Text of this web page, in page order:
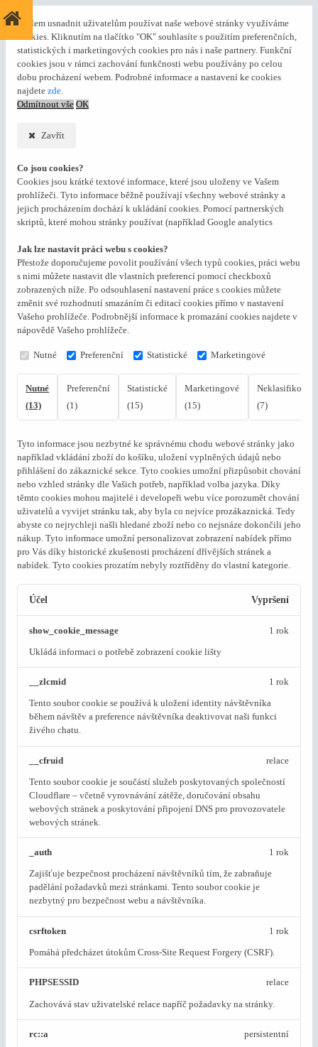
S cílem usnadnit uživatelům používat naše webové stránky využíváme
cookies. Kliknutím na tlačítko "OK" souhlasíte s použitím preferenčních,
statistických i marketingových cookies pro nás i naše partnery. Funkční
cookies jsou v rámci zachování funkčnosti webu používány po celou
dobu procházení webem. Podrobné informace a nastavení ke cookies
najdete zde.
Odmítnout vše OK
Zavřít
Co jsou cookies?
Cookies jsou krátké textové informace, které jsou uloženy ve Vašem
prohlížeči. Tyto informace běžně používají všechny webové stránky a
jejich procházením dochází k ukládání cookies. Pomocí partnerských
skriptů, které mohou stránky používat (například Google analytics
Jak lze nastavit práci webu s cookies?
Přestože doporučujeme povolit používání všech typů cookies, práci webu
s nimi můžete nastavit dle vlastních preferencí pomocí checkboxů
zobrazených níže. Po odsouhlasení nastavení práce s cookies můžete
změnit své rozhodnutí smazáním či editací cookies přímo v nastavení
Vašeho prohlížeče. Podrobnější informace k promazání cookies najdete v
nápovědě Vašeho prohlížeče.
Nutné Preferenční Statistické Marketingové
Nutné
(13)
Preferenční
(1)
Statistické
(15)
Marketingové
(15)
(7)
Tyto informace jsou nezbytné ke správnému chodu webové stránky jako
například vkládání zboží do košíku, uložení vyplněných údajů nebo
přihlášení do zákaznické sekce. Tyto cookies umožní přizpůsobit chování
nebo vzhled stránky dle Vašich potřeb, například volba jazyka. Díky
těmto cookies mohou majitelé i developeři webu více porozumět chování
uživatelů a vyvijet stránku tak, aby byla co nejvíce prozákaznická. Tedy
abyste co nejrychleji našli hledané zboží nebo co nejsnáze dokončili jeho
nákup. Tyto informace umožní personalizovat zobrazení nabídek přímo
pro Vás díky historické zkušenosti procházení dřívějších stránek a
nabídek. Tyto cookies prozatím nebyly roztříděny do vlastní kategorie.
Účel Vypršení
show_cookie_message
Ukládá informaci o potřebě zobrazení cookie lišty
1 rok
__zlcmid
Tento soubor cookie se používá k uložení identity návštěvníka
během návštěv a preference návštěvníka deaktivovat naši funkci
živého chatu.
1 rok
__cfruid
Tento soubor cookie je součástí služeb poskytovaných společností
Cloudflare – včetně vyrovnávání zátěže, doručování obsahu
webových stránek a poskytování připojení DNS pro provozovatele
webových stránek.
relace
_auth
Zajišťuje bezpečnost procházení návštěvníků tím, že zabraňuje
padělání požadavků mezi stránkami. Tento soubor cookie je
nezbytný pro bezpečnost webu a návštěvníka.
1 rok
csrftoken
Pomáhá předcházet útokům Cross-Site Request Forgery (CSRF).
1 rok
PHPSESSID
Zachovává stav uživatelské relace napříč požadavky na stránky.
relace
rc::a persistentní